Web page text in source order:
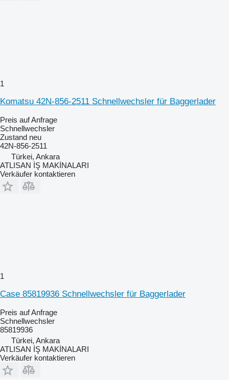
1
Komatsu 42N-856-2511 Schnellwechsler für Baggerlader
Preis auf Anfrage
Schnellwechsler
Zustand neu
42N-856-2511
Türkei, Ankara
ATLISAN İŞ MAKİNALARI
Verkäufer kontaktieren
1
Case 85819936 Schnellwechsler für Baggerlader
Preis auf Anfrage
Schnellwechsler
85819936
Türkei, Ankara
ATLISAN İŞ MAKİNALARI
Verkäufer kontaktieren